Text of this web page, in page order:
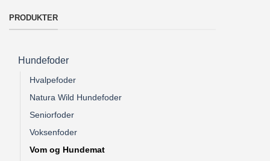
PRODUKTER
Hundefoder
Hvalpefoder
Natura Wild Hundefoder
Seniorfoder
Voksenfoder
Vom og Hundemat